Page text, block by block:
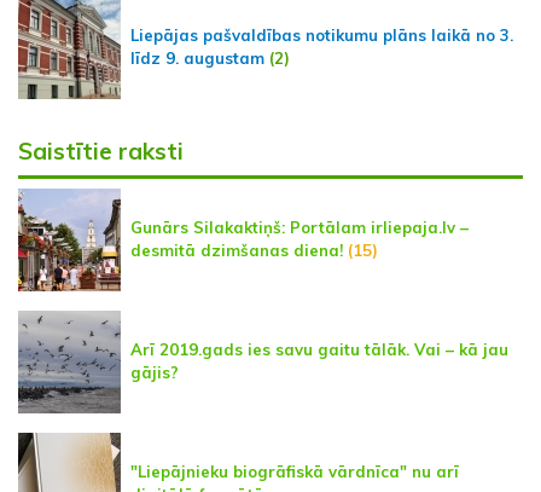
Liepājas pašvaldības notikumu plāns laikā no 3.
līdz 9. augustam (2)
Saistītie raksti
Gunārs Silakaktiņš: Portālam irliepaja.lv –
desmitā dzimšanas diena! (15)
Arī 2019.gads ies savu gaitu tālāk. Vai – kā jau
gājis?
"Liepājnieku biogrāfiskā vārdnīca" nu arī